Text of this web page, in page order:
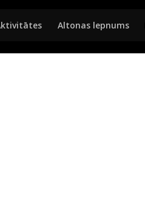
Altonas lepnums